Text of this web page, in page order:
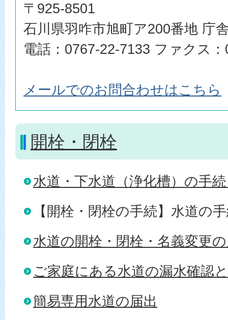
〒925-8501
石川県羽咋市旭町ア200番地 庁
電話：0767-22-7133 ファクス
メールでのお問合わせはこちら
開栓・閉栓
水道・下水道（浄化槽）の手
【開栓・閉栓の手続】水道の
水道の開栓・閉栓・名義変更
ご家庭にある水道の漏水確認
簡易専用水道の届出